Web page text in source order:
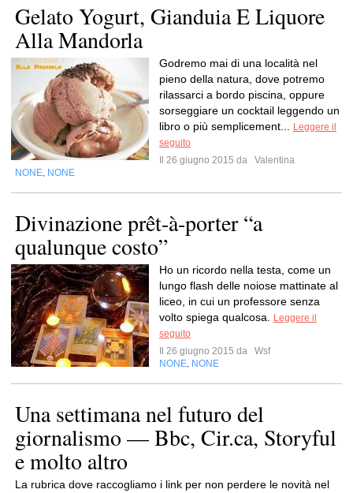
Gelato Yogurt, Gianduia E Liquore
Alla Mandorla
Godremo mai di una località nel
pieno della natura, dove potremo
rilassarci a bordo piscina, oppure
sorseggiare un cocktail leggendo un
libro o più semplicement...
Leggere il
seguito
Il 26 giugno 2015 da
Valentina
NONE NONE
Divinazione prêt-à-porter “a
qualunque costo”
Ho un ricordo nella testa, come un
lungo flash delle noiose mattinate al
liceo, in cui un professore senza
volto spiega qualcosa.
Leggere il
seguito
Il 26 giugno 2015 da
Wsf
NONE NONE
Una settimana nel futuro del
giornalismo — Bbc, Cir.ca, Storyful
e molto altro
La rubrica dove rac­co­gliamo i link per non per­dere le novità nel